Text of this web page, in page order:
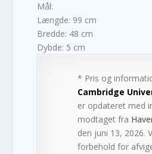
Mål:
Længde: 99 cm
Bredde: 48 cm
Dybde: 5 cm
* Pris og
Cambridge
er opdateret med
modtaget fra
den juni 13, 2026.
forbehold for